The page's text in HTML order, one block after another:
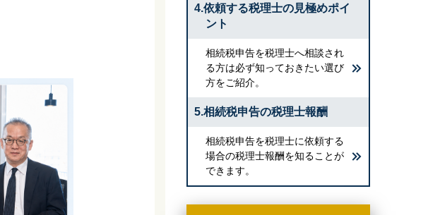
4.依頼する税理士の見極めポイ
ント
相続税申告を税理士へ相談され
る方は必ず知っておきたい選び
方をご紹介。
5.相続税申告の税理士報酬
相続税申告を税理士に依頼する
場合の税理士報酬を知ることが
できます。